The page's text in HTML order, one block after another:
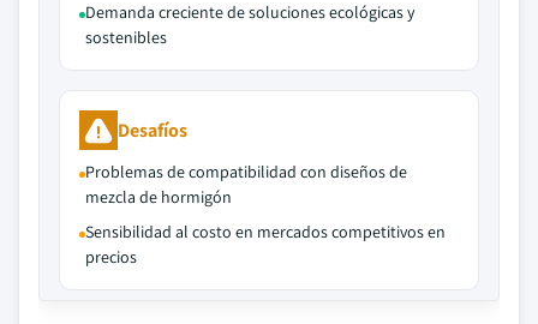
Demanda creciente de soluciones ecológicas y
sostenibles
Desafíos
Problemas de compatibilidad con diseños de
mezcla de hormigón
Sensibilidad al costo en mercados competitivos en
precios